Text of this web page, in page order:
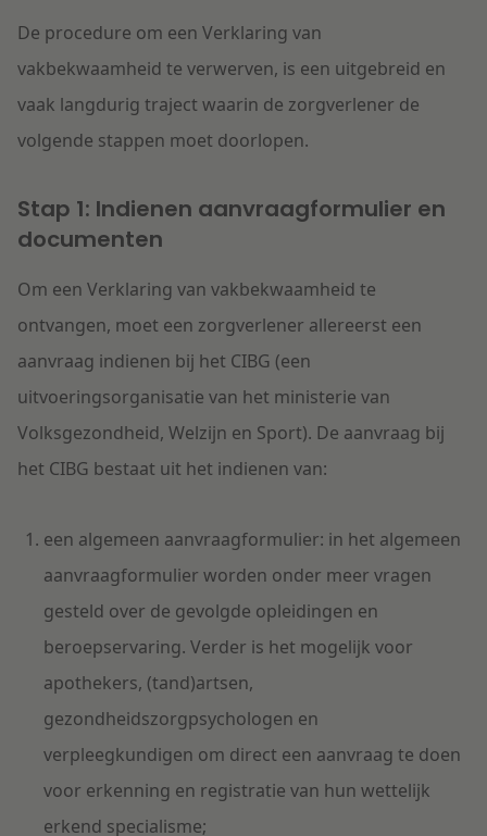
De procedure om een Verklaring van
vakbekwaamheid te verwerven, is een uitgebreid en
vaak langdurig traject waarin de zorgverlener de
volgende stappen moet doorlopen.
Stap 1: Indienen aanvraagformulier en
documenten
Om een Verklaring van vakbekwaamheid te
ontvangen, moet een zorgverlener allereerst een
aanvraag indienen bij het CIBG (een
uitvoeringsorganisatie van het ministerie van
Volksgezondheid, Welzijn en Sport). De aanvraag bij
het CIBG bestaat uit het indienen van:
een algemeen aanvraagformulier: in het algemeen
aanvraagformulier worden onder meer vragen
gesteld over de gevolgde opleidingen en
beroepservaring. Verder is het mogelijk voor
apothekers, (tand)artsen,
gezondheidszorgpsychologen en
verpleegkundigen om direct een aanvraag te doen
voor erkenning en registratie van hun wettelijk
erkend specialisme;